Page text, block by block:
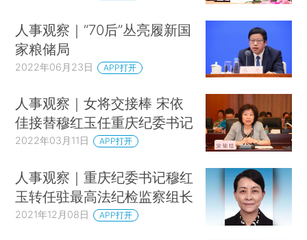
人事观察｜“70后”丛亮履新国
家粮储局
2022年06月23日 APP打开
人事观察｜女将交接棒 宋依
佳接替穆红玉任重庆纪委书记
2022年03月11日 APP打开
人事观察｜重庆纪委书记穆红
玉转任驻最高法纪检监察组长
2021年12月08日 APP打开